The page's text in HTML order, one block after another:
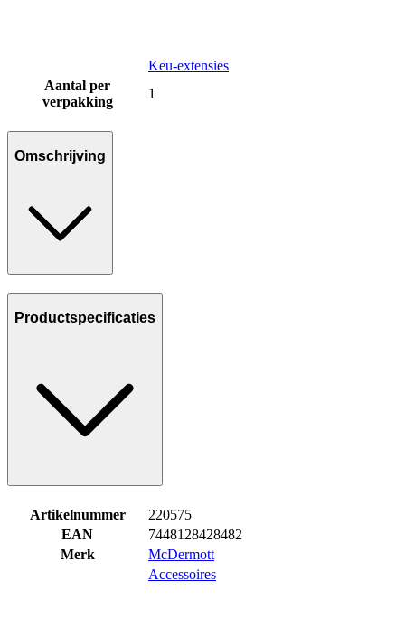
Keu-extensies
Aantal per
verpakking
1
Omschrijving
Productspecificaties
Artikelnummer
220575
EAN
7448128428482
Merk
McDermott
Accessoires